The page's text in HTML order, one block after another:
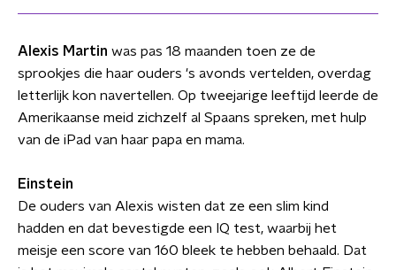
Alexis Martin was pas 18 maanden toen ze de
sprookjes die haar ouders 's avonds vertelden, overdag
letterlijk kon navertellen. Op tweejarige leeftijd leerde de
Amerikaanse meid zichzelf al Spaans spreken, met hulp
van de iPad van haar papa en mama.
Einstein
De ouders van Alexis wisten dat ze een slim kind
hadden en dat bevestigde een IQ test, waarbij het
meisje een score van 160 bleek te hebben behaald. Dat